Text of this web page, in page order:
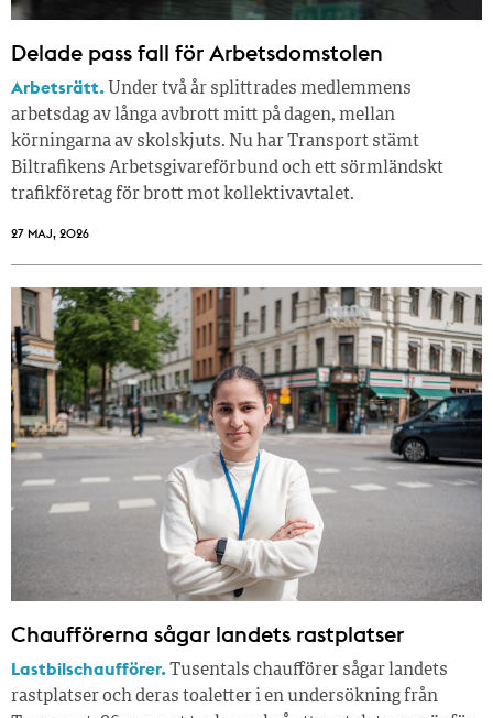
Delade pass fall för Arbetsdomstolen
Arbetsrätt. Under två år splittrades medlemmens
arbetsdag av långa avbrott mitt på dagen, mellan
körningarna av skolskjuts. Nu har Transport stämt
Biltrafikens Arbetsgivareförbund och ett sörmländskt
trafikföretag för brott mot kollektivavtalet.
27 MAJ, 2026
Chaufförerna sågar landets rastplatser
Lastbilschaufförer.Tusentals chaufförer sågar landets
rastplatser och deras toaletter i en undersökning från